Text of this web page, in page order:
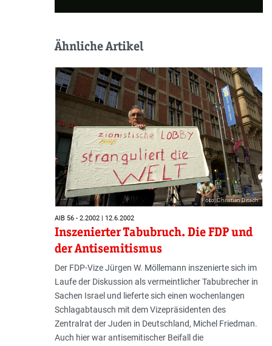
Ähnliche Artikel
Foto: Christian Ditsch
AIB 56 - 2.2002 | 12.6.2002
Inszenierter Tabubruch. Die FDP und
der Antisemitismus
Der FDP-Vize Jürgen W. Möllemann inszenierte sich im
Laufe der Diskussion als vermeintlicher Tabubrecher in
Sachen Israel und lieferte sich einen wochenlangen
Schlagabtausch mit dem Vizepräsidenten des
Zentralrat der Juden in Deutschland, Michel Friedman.
Auch hier war antisemitischer Beifall die